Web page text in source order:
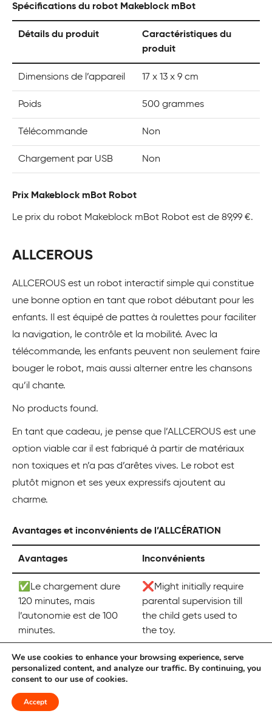
Spécifications du robot Makeblock mBot
Détails du produit
Caractéristiques du
produit
Dimensions de l’appareil 17 x 13 x 9 cm
Poids 500 grammes
Télécommande Non
Chargement par USB Non
Prix Makeblock mBot Robot
Le prix du robot Makeblock mBot Robot est de 89,99 €.
ALLCEROUS
ALLCEROUS est un robot interactif simple qui constitue
une bonne option en tant que robot débutant pour les
enfants. Il est équipé de pattes à roulettes pour faciliter
la navigation, le contrôle et la mobilité. Avec la
télécommande, les enfants peuvent non seulement faire
bouger le robot, mais aussi alterner entre les chansons
qu’il chante.
No products found.
En tant que cadeau, je pense que l’ALLCEROUS est une
option viable car il est fabriqué à partir de matériaux
non toxiques et n’a pas d’arêtes vives. Le robot est
plutôt mignon et ses yeux expressifs ajoutent au
charme.
Avantages et inconvénients de l’ALLCÉRATION
Avantages Inconvénients
✅Le chargement dure
120 minutes, mais
l’autonomie est de 100
minutes.
❌Might initially require
parental supervision till
the child gets used to
the toy.
✅Roues motorisées
pour un meilleur équilibre
❌No batteries included.
We use cookies to enhance your browsing experience, serve
personalized content, and analyze our traffic. By continuing, you
consent to our use of cookies.
Accept